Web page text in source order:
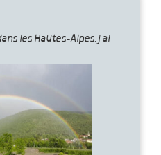
les Hautes-Alpes, j ai